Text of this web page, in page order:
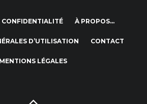
À PROPOS…
D’UTILISATION CONTACT
MENTIONS LÉGALES